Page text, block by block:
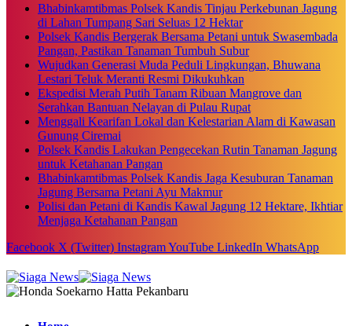
Bhabinkamtibmas Polsek Kandis Tinjau Perkebunan Jagung
di Lahan Tumpang Sari Seluas 12 Hektar
Polsek Kandis Bergerak Bersama Petani untuk Swasembada
Pangan, Pastikan Tanaman Tumbuh Subur
Wujudkan Generasi Muda Peduli Lingkungan, Bhuwana
Lestari Teluk Meranti Resmi Dikukuhkan
Ekspedisi Merah Putih Tanam Ribuan Mangrove dan
Serahkan Bantuan Nelayan di Pulau Rupat
Menggali Kearifan Lokal dan Kelestarian Alam di Kawasan
Gunung Ciremai
Polsek Kandis Lakukan Pengecekan Rutin Tanaman Jagung
untuk Ketahanan Pangan
Bhabinkamtibmas Polsek Kandis Jaga Kesuburan Tanaman
Jagung Bersama Petani Ayu Makmur
Polisi dan Petani di Kandis Kawal Jagung 12 Hektare, Ikhtiar
Menjaga Ketahanan Pangan
Facebook X (Twitter) InstagramYouTube LinkedIn WhatsApp